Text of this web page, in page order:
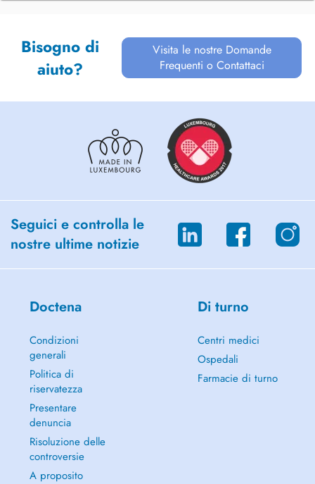
Bisogno di
aiuto?
Visita le nostre Domande
Frequenti o Contattaci
Seguici e controlla le
nostre ultime notizie
Doctena
Condizioni
generali
Politica di
riservatezza
Presentare
denuncia
Risoluzione delle
controversie
A proposito
Di turno
Centri medici
Ospedali
Farmacie di turno